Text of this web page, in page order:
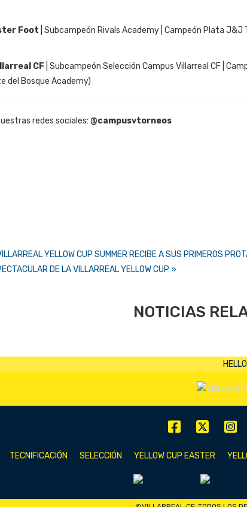
Foot | Subcampeón Rivals Academy | Campeón Plata
CF | Subcampeón Selección Campus Villarreal CF |
del Bosque Academy)
redes sociales: @campusvtorneos
YELLOW CUP SUMMER RECIBE A SUS PRIMEROS
DE LA VILLARREAL YELLOW CUP »
NOTICIAS
TECNIFICACIÓN SELECCIÓN YELLOW CUP EASTER